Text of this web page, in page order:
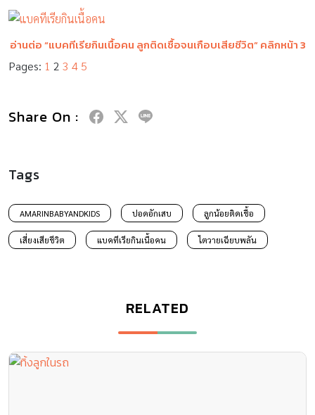
อ่านต่อ “แบคทีเรียกินเนื้อคน ลูกติดเชื้อจนเกือบเสียชีวิต” คลิกหน้า 3
Pages: 1 2 3 4 5
Share On :
Tags
AMARINBABYANDKIDS ปอดอักเสบ ลูกน้อยติดเชื้อ
เสี่ยงเสียชีวิต แบคทีเรียกินเนื้อคน ไตวายเฉียบพลัน
RELATED